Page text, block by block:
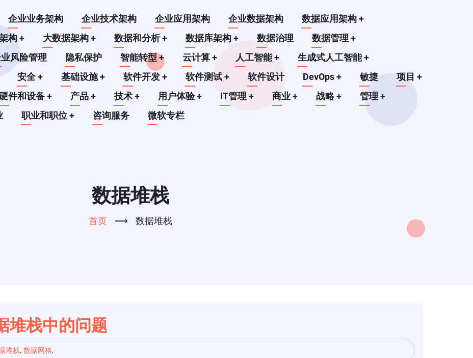
企业业务架构 企业技术架构 企业应用架构 企业数据架构 数据应用架构+
构+ 大数据架构+ 数据和分析+ 数据库架构+ 数据治理 数据管理+
风险管理 隐私保护 智能转型+ 云计算+ 人工智能+ 生成式人工智能+
安全+ 基础设施+ 软件开发+ 软件测试+ 软件设计 DevOps+ 敏捷 项目+
件和设备+ 产品+ 技术+ 用户体验+ IT管理+ 商业+ 战略+ 管理+
职业和职位+ 咨询服务 微软专栏
数据堆栈
首页 ⟶ 数据堆栈
堆栈中的问题
堆栈, 数据网格,